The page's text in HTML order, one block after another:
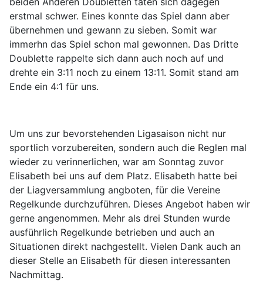
erstmal schwer. Eines konnte das Spiel dann aber
übernehmen und gewann zu sieben. Somit war
immerhn das Spiel schon mal gewonnen. Das Dritte
Doublette rappelte sich dann auch noch auf und
drehte ein 3:11 noch zu einem 13:11. Somit stand am
Ende ein 4:1 für uns.
Um uns zur bevorstehenden Ligasaison nicht nur
sportlich vorzubereiten, sondern auch die Reglen mal
wieder zu verinnerlichen, war am Sonntag zuvor
Elisabeth bei uns auf dem Platz. Elisabeth hatte bei
der Liagversammlung angboten, für die Vereine
Regelkunde durchzuführen. Dieses Angebot haben wir
gerne angenommen. Mehr als drei Stunden wurde
ausführlich Regelkunde betrieben und auch an
Situationen direkt nachgestellt. Vielen Dank auch an
dieser Stelle an Elisabeth für diesen interessanten
Nachmittag.